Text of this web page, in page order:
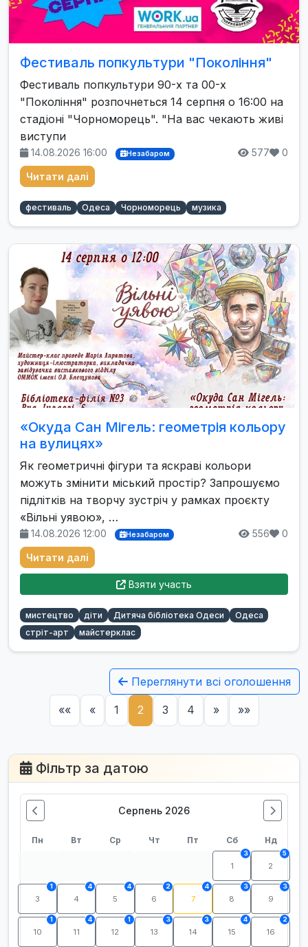
Фестиваль попкультури "Покоління"
Фестиваль попкультури 90-х та 00-х
"Покоління" розпочнеться 14 серпня о 16:00 на
стадіоні "Чорноморець". "На вас чекають живі
виступи
14.08.2026 16:00 Незабаром 577 0
Читати далі
фестиваль Одеса Чорноморець музика
«Окуда Сан Мігель: геометрія кольору
на вулицях»
Як геометричні фігури та яскраві кольори
можуть змінити міський простір? Запрошуємо
підлітків на творчу зустріч у рамках проєкту
«Вільні уявою», …
14.08.2026 12:00 Незабаром 556 0
Читати далі
Взяти участь
мистецтво діти Дитяча бібліотека Одеси
Одеса
стріт-арт
майстерклас
Переглянути всі оголошення
«« « 1 2 3 4 » »»
Фільтр за датою
Серпень 2026
Пн Вт Ср Чт Пт Сб Нд
1
3
2
5
3
1
4
4
5
4
6
2
7
4
8
3
9
3
10
1
11
4
12
1
13
3
14
3
15
4
16
2